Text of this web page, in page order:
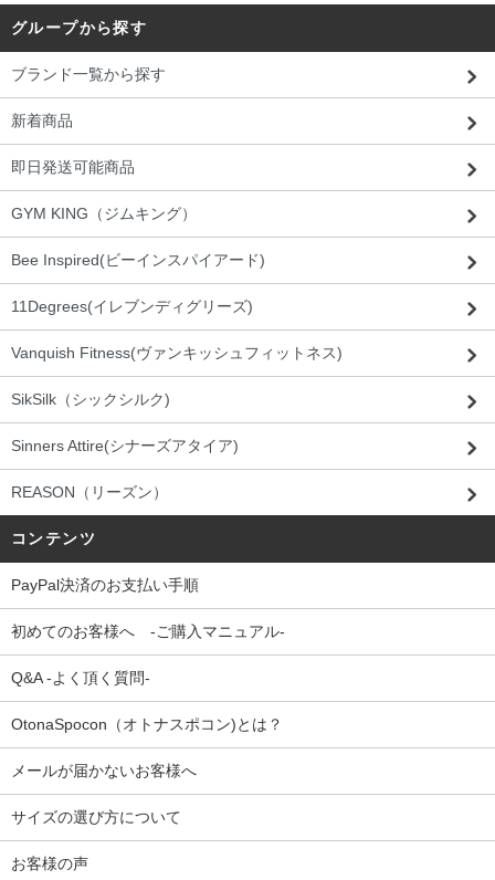
グループから探す
ブランド一覧から探す
新着商品
即日発送可能商品
GYM KING（ジムキング）
Bee Inspired(ビーインスパイアード)
11Degrees(イレブンディグリーズ)
Vanquish Fitness(ヴァンキッシュフィットネス)
SikSilk（シックシルク)
Sinners Attire(シナーズアタイア)
REASON（リーズン）
コンテンツ
PayPal決済のお支払い手順
初めてのお客様へ -ご購入マニュアル-
Q&A -よく頂く質問-
OtonaSpocon（オトナスポコン)とは？
メールが届かないお客様へ
サイズの選び方について
お客様の声